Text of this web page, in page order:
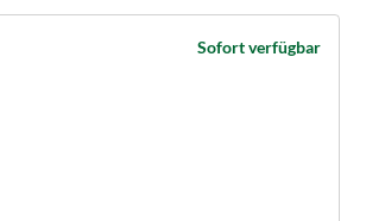
Sofort verfügbar